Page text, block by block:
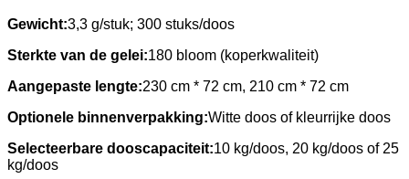
Gewicht:3,3 g/stuk; 300 stuks/doos
Sterkte van de gelei:180 bloom (koperkwaliteit)
Aangepaste lengte:230 cm * 72 cm, 210 cm * 72 cm
Optionele binnenverpakking:Witte doos of kleurrijke doos
Selecteerbare dooscapaciteit:10 kg/doos, 20 kg/doos of 25
kg/doos